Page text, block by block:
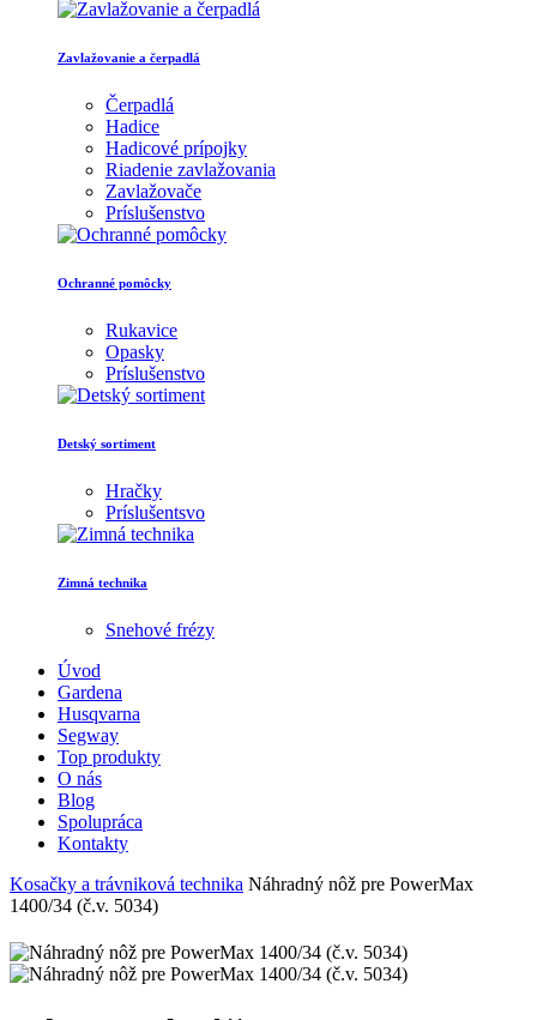
Zavlažovanie a čerpadlá
Čerpadlá
Hadice
Hadicové prípojky
Riadenie zavlažovania
Zavlažovače
Príslušenstvo
Ochranné pomôcky
Rukavice
Opasky
Príslušenstvo
Detský sortiment
Hračky
Príslušentsvo
Zimná technika
Snehové frézy
Úvod
Gardena
Husqvarna
Segway
Top produkty
O nás
Blog
Spolupráca
Kontakty
Kosačky a trávniková technika Náhradný nôž pre PowerMax
1400/34 (č.v. 5034)